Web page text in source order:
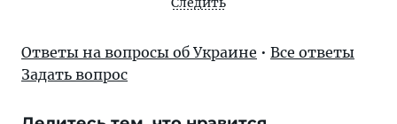
Ответы на вопросы об Украине • Все ответы
Задать вопрос